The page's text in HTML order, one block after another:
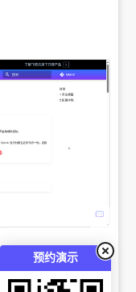
预约演示